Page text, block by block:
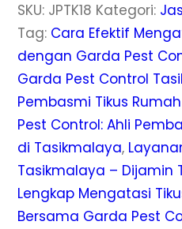
Terbaik
di
Jatiwaras
Tasikmalaya
Murah
&
Terbaik,
dan
Pengalaman
SKU: JPTK18 Kategori:
Tag: Cara Efektif
dengan Garda Pest
Garda Pest Control
Pembasmi Tikus
Pest Control: Ahli
di Tasikmalaya,
Tasikmalaya – Dijamin
Lengkap Mengatasi
Bersama Garda Pest